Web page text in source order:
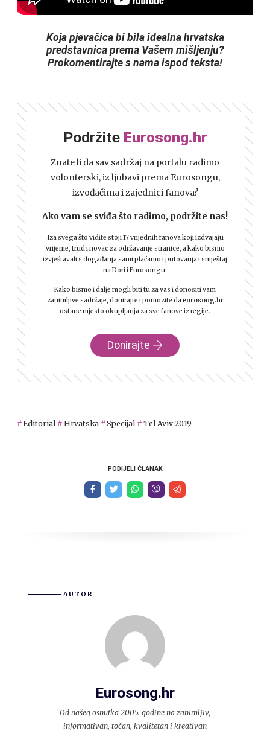
Koja pjevačica bi bila idealna hrvatska
predstavnica prema Vašem mišljenju?
Prokomentirajte s nama ispod teksta!
Podržite Eurosong.hr
Znate li da sav sadržaj na portalu radimo
volonterski, iz ljubavi prema Eurosongu,
izvođačima i zajednici fanova?
Ako vam se sviđa što radimo, podržite nas!
Iza svega što vidite stoji 17 vrijednih fanova koji izdvajaju
vrijeme, trud i novac za održavanje stranice, a kako bismo
izvještavali s događanja sami plaćamo i putovanja i smještaj
na Dori i Eurosongu.
Kako bismo i dalje mogli biti tu za vas i donositi vam
zanimljive sadržaje, donirajte i pomozite daeurosong.hr
ostane mjesto okupljanja za sve fanove iz regije.
Donirajte
Editorial Hrvatska Specijal Tel Aviv 2019
PODIJELI ČLANAK
AUTOR
Eurosong.hr
Od našeg osnutka 2005. godine na zanimljiv,
informativan, točan, kvalitetan i kreativan